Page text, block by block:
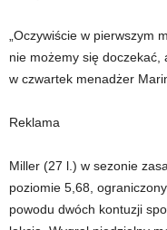
„Oczywiście w pierwszym
nie możemy się doczekać,
w czwartek menadżer
Reklama
Miller (27 l.) w sezonie
poziomie 5,68,
powodu dwóch kontuzji